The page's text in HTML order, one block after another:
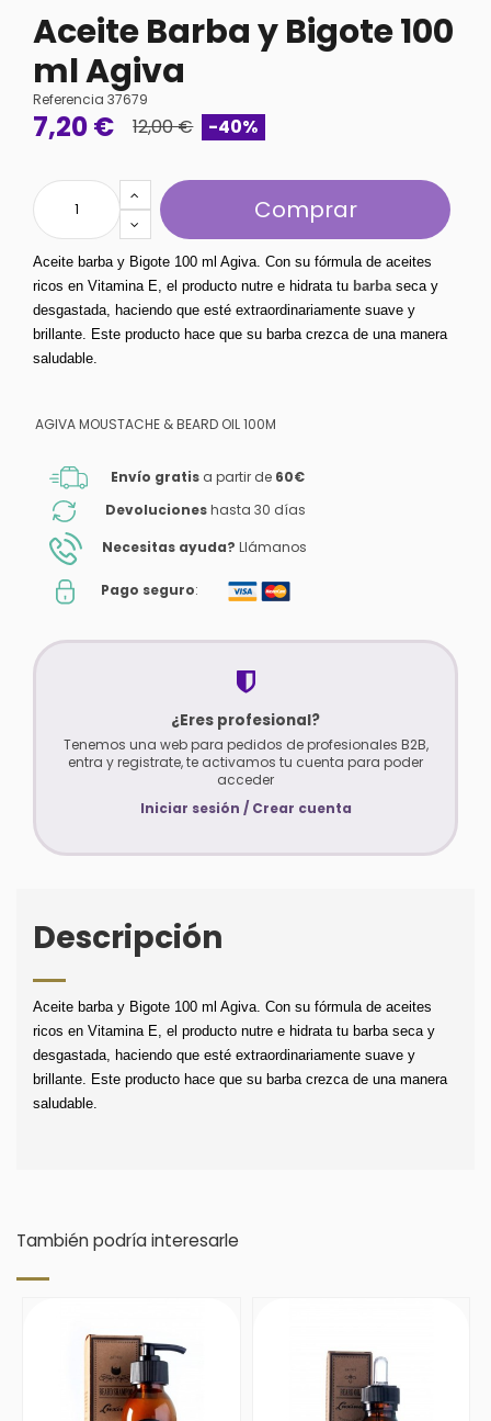
Aceite Barba y Bigote 100
ml Agiva
Referencia 37679
7,20 € 12,00 € -40%
Comprar
Aceite barba y Bigote 100 ml Agiva. Con su fórmula de aceites
ricos en Vitamina E, el producto nutre e hidrata tu barba seca y
desgastada, haciendo que esté extraordinariamente suave y
brillante. Este producto hace que su barba crezca de una manera
saludable.
AGIVA MOUSTACHE & BEARD OIL 100M
Envío gratis a partir de 60€
Devolucioneshasta 30 días
Necesitas ayuda? Llámanos
Pago seguro:
¿Eres profesional?
Tenemos una web para pedidos de profesionales B2B,
entra y registrate, te activamos tu cuenta para poder
acceder
Iniciar sesión / Crear cuenta
Descripción
Aceite barba y Bigote 100 ml Agiva. Con su fórmula de aceites
ricos en Vitamina E, el producto nutre e hidrata tu barba seca y
desgastada, haciendo que esté extraordinariamente suave y
brillante. Este producto hace que su barba crezca de una manera
saludable.
También podría interesarle